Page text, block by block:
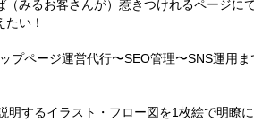
みるお客さんが）惹きつけれるページに
い！
プページ運営代行〜SEO管理〜SNS運用ま
するイラスト・フロー図を1枚絵で明瞭に